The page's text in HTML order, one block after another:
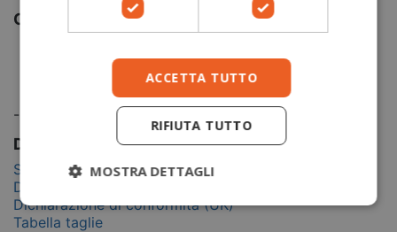
Composizione tessuto
finitura anti pilling 316g
Fodera in tessuto:Fodera Insulatex 40g
-
Documentazione
Scheda tecnica
Dichiarazione di conformità (EU)
Dichiarazione di conformità (UK)
Tabella taglie
ACCETTA TUTTO
RIFIUTA TUTTO
MOSTRA DETTAGLI